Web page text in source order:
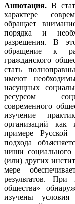
Аннотация. В
характере
обращает
порядка и
разрешения. В
обращение к
гражданского
стать
имеют
насущных
ресурсом
современного
изучение
организаций как
примере Русской
подхода
ниши социального
(или) других
мере
результатов. При
общества»
изучены